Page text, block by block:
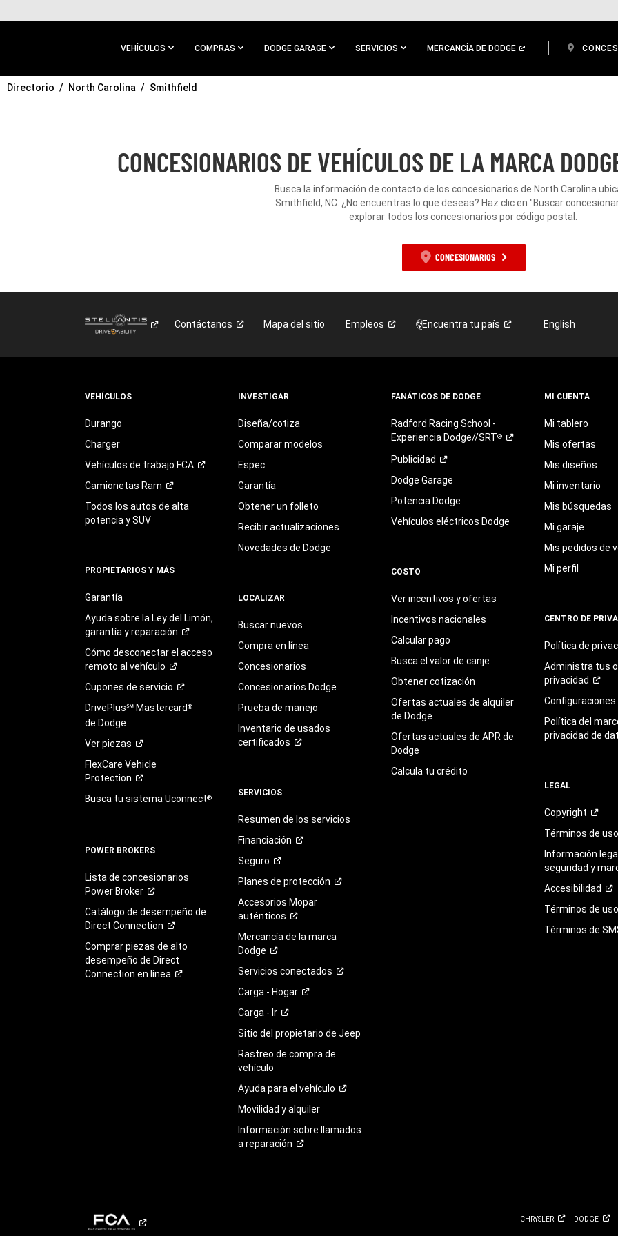
CONTENIDO
VEHÍCULOS COMPRAS DODGE GARAGE SERVICIOS MERCANCÍA DE DODGE
IR A
Directorio North Carolina Smithfield
CONCESIONARIOS DE VEHÍCULOS DE LA MARCA
Busca la información de contacto de los concesionarios de North Carolina
Smithfield, NC. ¿No encuentras lo que deseas? Haz clic en "Buscar
explorar todos los concesionarios por código postal.
CONCESIONARIOS
Contáctanos Mapa del sitio Empleos Encuentra tu país English
VEHÍCULOS
Durango
Charger
Vehículos de trabajo FCA
Camionetas Ram
Todos los autos de alta
potencia y SUV
PROPIETARIOS Y MÁS
Garantía
Ayuda sobre la Ley del Limón,
garantía yreparación
Cómo desconectar el acceso
remoto al vehículo
Cupones de servicio
DrivePlus℠ Mastercard®
de Dodge
Verpiezas
FlexCare Vehicle
Protection
Busca tu sistema Uconnect®
POWER BROKERS
Lista de concesionarios
Power Broker
Catálogo de desempeño de
Direct Connection
Comprar piezas de alto
desempeño de Direct
Connection en línea
INVESTIGAR
Diseña/cotiza
Comparar modelos
Espec.
Garantía
Obtener un folleto
Recibir actualizaciones
Novedades de Dodge
LOCALIZAR
Buscar nuevos
Compra en línea
Concesionarios
Concesionarios Dodge
Prueba de manejo
Inventario de usados
certificados
SERVICIOS
Resumen de los servicios
Financiación
Seguro
Planes de protección
Accesorios Mopar
auténticos
Mercancía de la marca
Dodge
Servicios conectados
Carga - Hogar
Carga - Ir
Sitio del propietario de Jeep
Rastreo de compra de
vehículo
Ayuda para el vehículo
Movilidad y alquiler
Información sobre llamados
a reparación
FANÁTICOS DE DODGE
Radford Racing School -
Experiencia Dodge//SRT®
Publicidad
Dodge Garage
Potencia Dodge
Vehículos eléctricos Dodge
COSTO
Ver incentivos y ofertas
Incentivos nacionales
Calcular pago
Busca el valor de canje
Obtener cotización
Ofertas actuales de alquiler
de Dodge
Ofertas actuales de APR de
Dodge
Calcula tu crédito
MI CUENTA
Mi tablero
Mis ofertas
Mis diseños
Mi inventario
Mis búsquedas
Mi garaje
Mis pedidos de
Mi perfil
CENTRO DE
Política de
Administra tus
privacidad
Configuraciones
Política del
privacidad de
LEGAL
Copyright
Términos deuso
Información
seguridad y
Accesibilidad
Términos de
Términos de
CHRYSLER DODGE